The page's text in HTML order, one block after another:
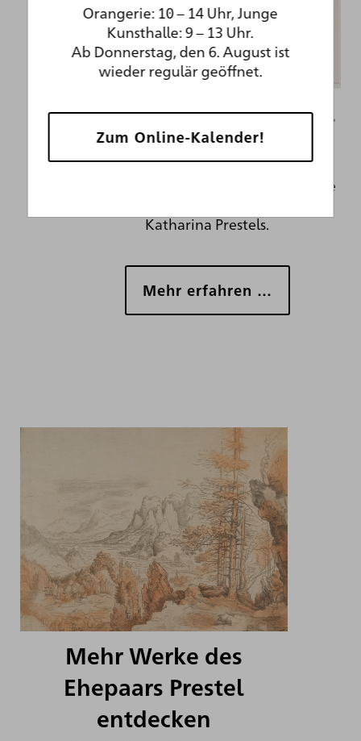
Maria Katharina Prestel
Das Ehepaar Prestel arbeitete auf
Augenhöhe – im 18. Jahrhundert eine
Ausnahme. Erfahren Sie mehr über die
Katharina Prestels.
Mehr erfahren …
Mehr Werke des
Ehepaars Prestel
entdecken
Orangerie: 10 – 14 Uhr, Junge
Kunsthalle: 9 – 13 Uhr.
Ab Donnerstag, den 6. August ist
wieder regulär geöffnet.
Zum Online-Kalender!